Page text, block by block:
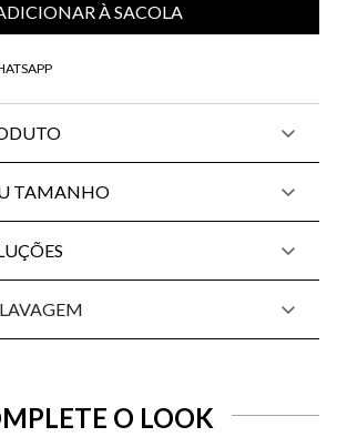
À SACOLA
TAMANHO
O LOOK